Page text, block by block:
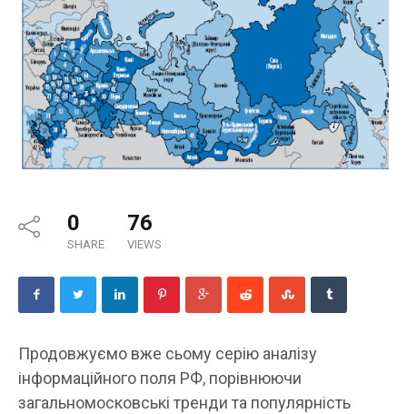
0
SHARE
76
VIEWS
Продовжуємо вже сьому серію аналізу
інформаційного поля РФ, порівнюючи
загальномосковські тренди та популярність